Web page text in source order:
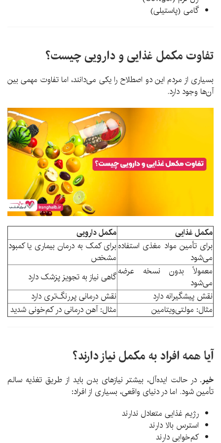
گامی (پاستیلی)
تفاوت مکمل غذایی و دارویی چیست؟
بسیاری از مردم این دو اصطلاح را یکی می‌دانند، اما تفاوت مهمی بین
آن‌ها وجود دارد.
مکمل غذایی
مکمل دارویی
برای تأمین مواد مغذی استفاده
می‌شود
برای کمک به درمان بیماری یا کمبود
مشخص
معمولاً بدون نسخه عرضه
می‌شود
گاهی نیاز به تجویز پزشک دارد
نقش پیشگیرانه دارد
نقش درمانی پررنگ‌تری دارد
مثال: مولتی‌ویتامین
مثال: آهن درمانی در کم‌خونی شدید
آیا همه افراد به مکمل نیاز دارند؟
خیر.در حالت ایده‌آل، بیشتر نیازهای بدن باید از طریق تغذیه سالم
تأمین شود. اما در دنیای واقعی، بسیاری از افراد:
رژیم غذایی متعادل ندارند
استرس بالا دارند
کم‌خوابی دارند